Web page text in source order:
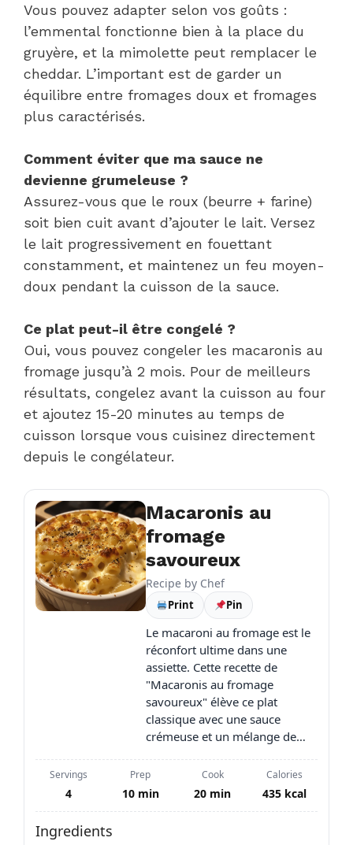
Vous pouvez adapter selon vos goûts :
l’emmental fonctionne bien à la place du
gruyère, et la mimolette peut remplacer le
cheddar. L’important est de garder un
équilibre entre fromages doux et fromages
plus caractérisés.
Comment éviter que ma sauce ne
devienne grumeleuse ?
Assurez-vous que le roux (beurre + farine)
soit bien cuit avant d’ajouter le lait. Versez
le lait progressivement en fouettant
constamment, et maintenez un feu moyen-
doux pendant la cuisson de la sauce.
Ce plat peut-il être congelé ?
Oui, vous pouvez congeler les macaronis au
fromage jusqu’à 2 mois. Pour de meilleurs
résultats, congelez avant la cuisson au four
et ajoutez 15-20 minutes au temps de
cuisson lorsque vous cuisinez directement
depuis le congélateur.
Macaronis au
fromage
savoureux
Recipe by Chef
Print Pin
Le macaroni au fromage est le
réconfort ultime dans une
assiette. Cette recette de
"Macaronis au fromage
savoureux" élève ce plat
classique avec une sauce
crémeuse et un mélange de…
Servings
4
Prep
10 min
Cook
20 min
Calories
435 kcal
Ingredients